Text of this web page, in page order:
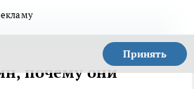
Принять
почему они